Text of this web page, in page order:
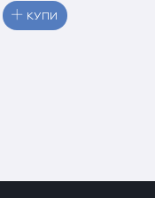
КУПИ